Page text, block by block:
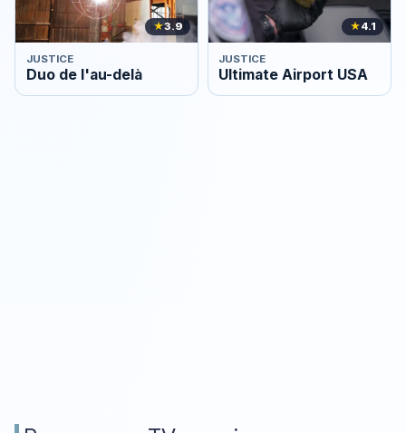
★3.9
JUSTICE
Duo de l'au-delà
★4.1
JUSTICE
Ultimate Airport USA